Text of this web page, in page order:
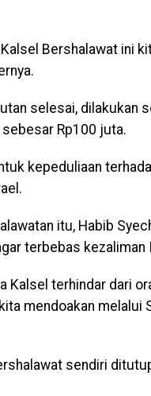
Bershalawat ini
selesai, dilakukan
Rp100 juta.
kepeduliaan
itu, Habib
terbebas kezaliman
Kalsel terhindar dari
mendoakan melalui
sendiri